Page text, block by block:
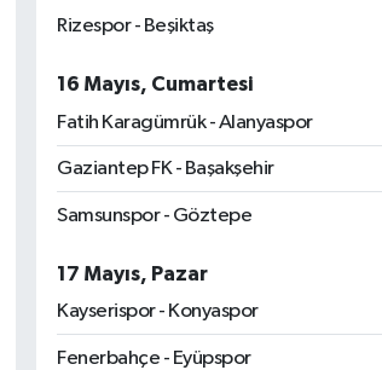
Rizespor - Beşiktaş
16 Mayıs, Cumartesi
Fatih Karagümrük - Alanyaspor
Gaziantep FK - Başakşehir
Samsunspor - Göztepe
17 Mayıs, Pazar
Kayserispor - Konyaspor
Fenerbahçe - Eyüpspor